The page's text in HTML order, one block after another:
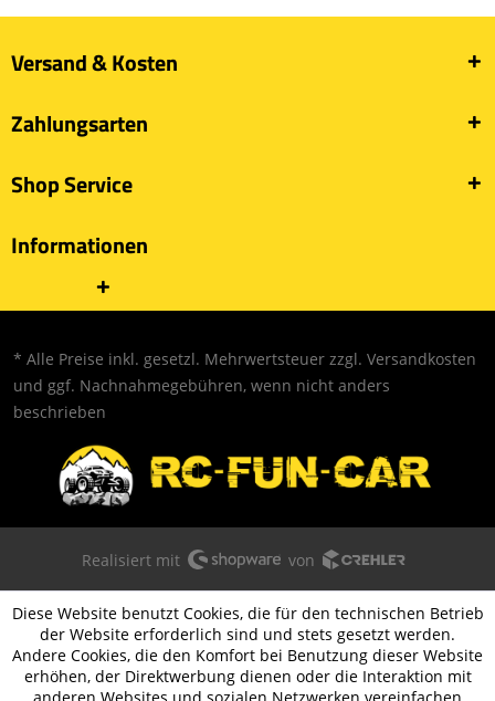
Versand & Kosten
Zahlungsarten
Shop Service
Informationen
* Alle Preise inkl. gesetzl. Mehrwertsteuer zzgl. Versandkosten
und ggf. Nachnahmegebühren, wenn nicht anders
beschrieben
Realisiert mit von
Diese Website benutzt Cookies, die für den technischen Betrieb
der Website erforderlich sind und stets gesetzt werden.
Andere Cookies, die den Komfort bei Benutzung dieser Website
erhöhen, der Direktwerbung dienen oder die Interaktion mit